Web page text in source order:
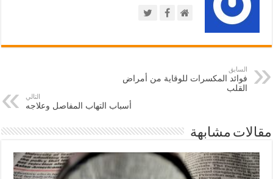
السابق
فوائد المكسرات للوقاية من أمراض
القلب
التالي
أسباب التهاب المفاصل وعلاجه
مقالات مشابهة